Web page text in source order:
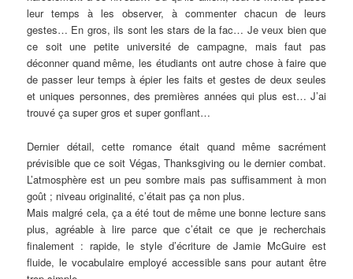
leur temps à les observer, à commenter chacun de leurs
gestes… En gros, ils sont les stars de la fac… Je veux bien que
ce soit une petite université de campagne, mais faut pas
déconner quand même, les étudiants ont autre chose à faire que
de passer leur temps à épier les faits et gestes de deux seules
et uniques personnes, des premières années qui plus est… J’ai
trouvé ça super gros et super gonflant…
Dernier détail, cette romance était quand même sacrément
prévisible que ce soit Végas, Thanksgiving ou le dernier combat.
L’atmosphère est un peu sombre mais pas suffisamment à mon
goût ; niveau originalité, c’était pas ça non plus.
Mais malgré cela, ça a été tout de même une bonne lecture sans
plus, agréable à lire parce que c’était ce que je recherchais
finalement : rapide, le style d’écriture de Jamie McGuire est
fluide, le vocabulaire employé accessible sans pour autant être